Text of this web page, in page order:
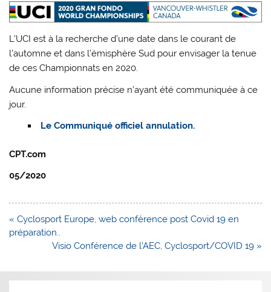
L’UCI est à la recherche d’une date dans le courant de
l’automne et dans l’émisphère Sud pour envisager la tenue
de ces Championnats en 2020.
Aucune information précise n’ayant été communiquée à ce
jour.
Le Communiqué officiel annulation.
CPT.com
05/2020
Navigation
de
« Cyclosport Europe, web conférence post Covid 19 en
préparation..
Visio Conférence de l’AEC, Cyclosport/COVID 19 »